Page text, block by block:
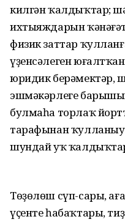
килгән ҡалдыҡтар;
ихтыяждарын
физик заттар
үҙенсәлеген
юридик берәмектәр,
эшмәкәрлеге
булмаһа торлаҡ
тарафынан
шундай уҡ
Төҙөлөш сүп-сары,
үҫенте һабаҡтары,